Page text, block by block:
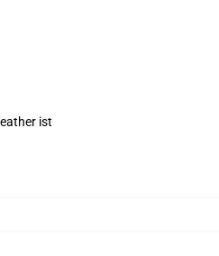
ist